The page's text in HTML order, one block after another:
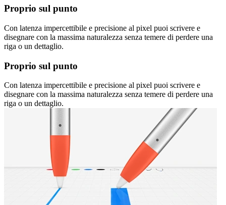
Proprio sul punto
Con latenza impercettibile e precisione al pixel puoi scrivere e
disegnare con la massima naturalezza senza temere di perdere una
riga o un dettaglio.
Proprio sul punto
Con latenza impercettibile e precisione al pixel puoi scrivere e
disegnare con la massima naturalezza senza temere di perdere una
riga o un dettaglio.